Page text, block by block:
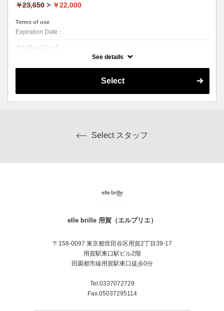
￥23,650 > ￥22,000
Terms of use
Expiration Date：
クーポンについて
●ロング料金 (顎下から肩+¥1100・肩下から胸+¥2200)
See details
Select
Select スタッフ
elle brille 用賀（エルプリエ）
〒158-0097 東京都世田谷区用賀2丁目39-17
用賀駅東口駅ビル2階
田園都市線用賀駅東口徒歩0分
Tel.0337072729
Fax.05037295114